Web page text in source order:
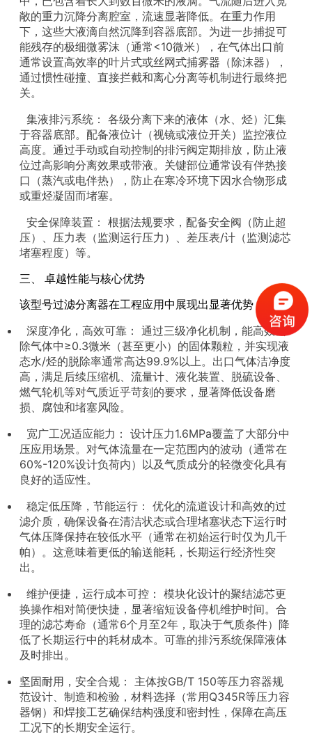
敞的重力沉降分离腔室，流速显著降低。在重力作用
下，这些大液滴自然沉降到容器底部。为进一步捕捉可
能残存的极细微雾沫（通常<10微米），在气体出口前
通常设置高效率的叶片式或丝网式捕雾器（除沫器），
通过惯性碰撞、直接拦截和离心分离等机制进行最终把
关。
集液排污系统： 各级分离下来的液体（水、烃）汇集
于容器底部。配备液位计（视镜或液位开关）监控液位
高度。通过手动或自动控制的排污阀定期排放，防止液
位过高影响分离效果或带液。关键部位通常设有伴热接
口（蒸汽或电伴热），防止在寒冷环境下因水合物形成
或重烃凝固而堵塞。
安全保障装置： 根据法规要求，配备安全阀（防止超
压）、压力表（监测运行压力）、差压表/计（监测滤芯
堵塞程度）等。
三、 卓越性能与核心优势
该型号过滤分离器在工程应用中展现出显著优势：
深度净化，高效可靠： 通过三级净化机制，能高效去
除气体中≥0.3微米（甚至更小）的固体颗粒，并实现液
态水/烃的脱除率通常高达99.9%以上。出口气体洁净度
高，满足后续压缩机、流量计、液化装置、脱硫设备、
燃气轮机等对气质近乎苛刻的要求，显著降低设备磨
损、腐蚀和堵塞风险。
宽广工况适应能力： 设计压力1.6MPa覆盖了大部分中
压应用场景。对气体流量在一定范围内的波动（通常在
60%-120%设计负荷内）以及气质成分的轻微变化具有
良好的适应性。
稳定低压降，节能运行： 优化的流道设计和高效的过
滤介质，确保设备在清洁状态或合理堵塞状态下运行时
气体压降保持在较低水平（通常在初始运行时仅为几千
帕）。这意味着更低的输送能耗，长期运行经济性突
出。
维护便捷，运行成本可控： 模块化设计的聚结滤芯更
换操作相对简便快捷，显著缩短设备停机维护时间。合
理的滤芯寿命（通常6个月至2年，取决于气质条件）降
低了长期运行中的耗材成本。可靠的排污系统保障液体
及时排出。
坚固耐用，安全合规： 主体按GB/T 150等压力容器规
范设计、制造和检验，材料选择（常用Q345R等压力容
器钢）和焊接工艺确保结构强度和密封性，保障在高压
工况下的长期安全运行。